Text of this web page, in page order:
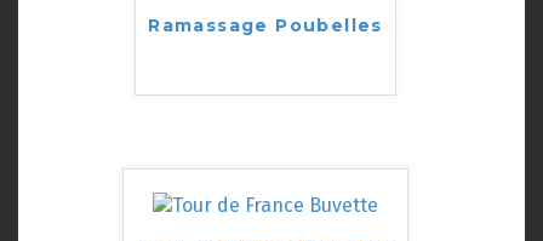
Ramassage Poubelles